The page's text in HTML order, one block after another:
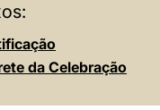
da Celebração